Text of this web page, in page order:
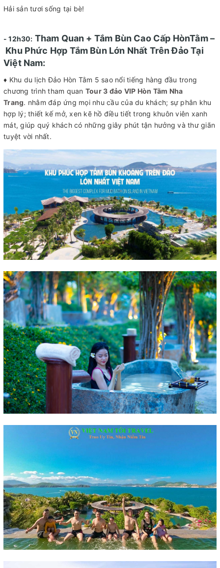
Hải sản tươi sống tại bè!
- 12h30: Tham Quan + Tắm Bùn Cao Cấp HònTằm –
Khu Phức Hợp Tắm Bùn Lớn Nhất Trên Đảo Tại
Việt Nam:
♦ Khu du lịch Đảo Hòn Tằm 5 sao nổi tiếng hàng đầu trong
chương trình tham quan Tour 3 đảo VIP Hòn Tằm Nha
Trang. nhằm đáp ứng mọi nhu cầu của du khách; sự phân khu
hợp lý; thiết kế mở, xen kẽ hồ điều tiết trong khuôn viên xanh
mát, giúp quý khách có những giây phút tận hưởng và thư giãn
tuyệt vời nhất.